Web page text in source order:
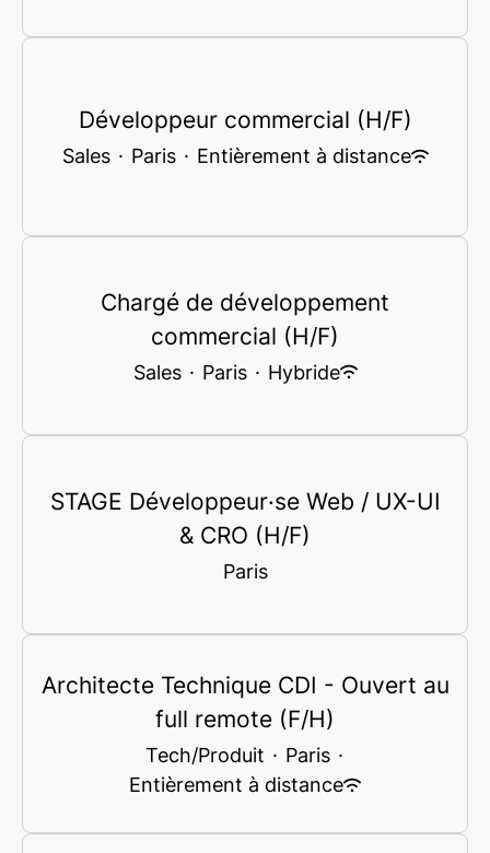
Développeur commercial (H/F)
Sales · Paris · Entièrement à distance
Chargé de développement
commercial (H/F)
Sales · Paris · Hybride
STAGE Développeur·se Web / UX-UI
& CRO (H/F)
Paris
Architecte Technique CDI - Ouvert au
full remote (F/H)
Tech/Produit · Paris ·
Entièrement à distance